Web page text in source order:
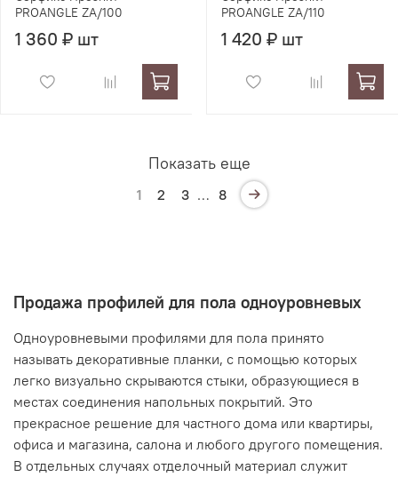
PROANGLE ZA/100
1 360 ₽ шт
PROANGLE ZA/110
1 420 ₽ шт
Показать еще
1 2 3 … 8
Продажа профилей для пола одноуровневых
Одноуровневыми профилями для пола принято
называть декоративные планки, с помощью которых
легко визуально скрываются стыки, образующиеся в
местах соединения напольных покрытий. Это
прекрасное решение для частного дома или квартиры,
офиса и магазина, салона и любого другого помещения.
В отдельных случаях отделочный материал служит